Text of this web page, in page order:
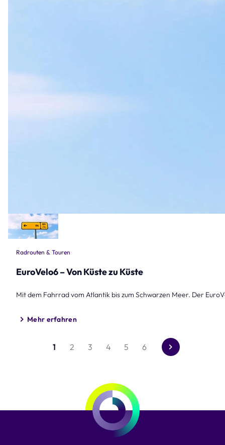
Radrouten & Touren
EuroVelo6 – Von Küste zu Küste
Mit dem Fahrrad vom Atlantik bis zum Schwarzen Meer. Der
Mehr erfahren
1 2 3 4 5 6
Gehe